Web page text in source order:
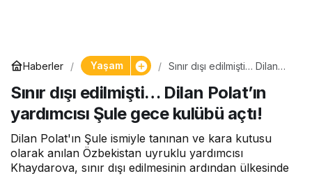
Haberler Yaşam
Sınır dışı edilmişti… Dilan
gece kulübü açtı!
Sınır dışı edilmişti… Dilan Polat’ın
yardımcısı Şule gece kulübü açtı!
Dilan Polat'ın Şule ismiyle tanınan ve kara kutusu
olarak anılan Özbekistan uyruklu yardımcısı
Khaydarova, sınır dışı edilmesinin ardından ülkesinde